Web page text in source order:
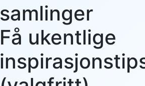
samlinger
Få ukentlige